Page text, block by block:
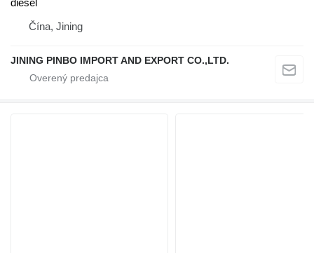
Čína, Jining
JINING PINBO IMPORT AND EXPORT CO.,LTD.